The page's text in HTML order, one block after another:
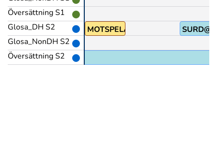
Översättning S1
Glosa_DH S2
Glosa_NonDH S2
Översättning S2
MOTSPELA